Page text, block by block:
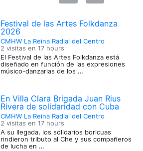
Festival de las Artes Folkdanza
2026
CMHW La Reina Radial del Centro
2 visitas en 17 hours
El Festival de las Artes Folkdanza está
diseñado en función de las expresiones
músico-danzarias de los …
En Villa Clara Brigada Juan Rius
Rivera de solidaridad con Cuba
CMHW La Reina Radial del Centro
2 visitas en 17 hours
A su llegada, los solidarios boricuas
rindieron tributo al Che y sus compañeros
de lucha en …